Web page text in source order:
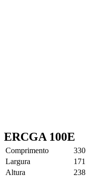
ERCGA 100E
Comprimento
330
Largura
171
Altura
238